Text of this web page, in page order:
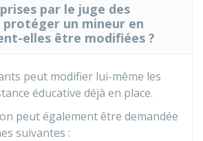
par le juge des
un mineur en
elles être modifiées ?
peut modifier lui-même les
éducative déjà en place.
peut également être demandée
suivantes :